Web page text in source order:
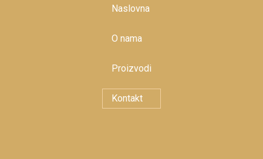
Naslovna
O nama
Proizvodi
Kontakt